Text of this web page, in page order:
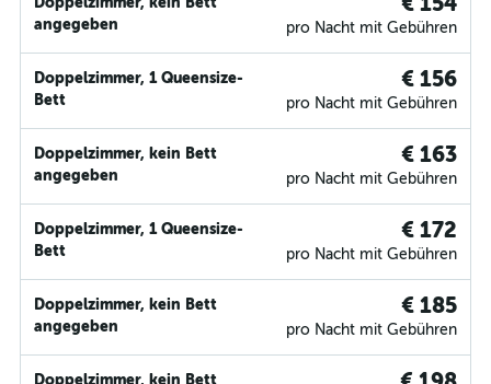
angegeben
pro Nacht mit Gebühren
Doppelzimmer, 1 Queensize-
Bett
€ 156
pro Nacht mit Gebühren
Doppelzimmer, kein Bett
angegeben
€ 163
pro Nacht mit Gebühren
Doppelzimmer, 1 Queensize-
Bett
€ 172
pro Nacht mit Gebühren
Doppelzimmer, kein Bett
angegeben
€ 185
pro Nacht mit Gebühren
Doppelzimmer, kein Bett